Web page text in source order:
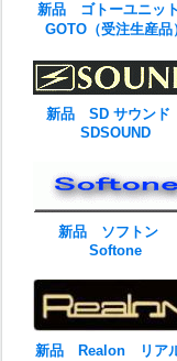
新品 ゴトーユニッ
GOTO（受注生産品）
新品 SD サウンド
SDSOUND
新品 ソフトン
Softone
新品 Realon リア